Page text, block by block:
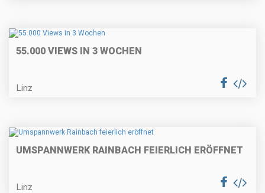
55.000 VIEWS IN 3 WOCHEN
Linz
UMSPANNWERK RAINBACH FEIERLICH ERÖFFNET
Linz